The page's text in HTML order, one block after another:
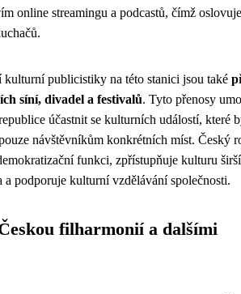
online streamingu a podcastů, čímž
kulturní publicistiky na této stanici jsou také
síní, divadel a festivalů. Tyto přenosy
účastnit se kulturních událostí, které
návštěvníkům konkrétních míst. Český
funkci, zpřístupňuje kulturu
a podporuje kulturní vzdělávání společnosti.
filharmonií a dalšími